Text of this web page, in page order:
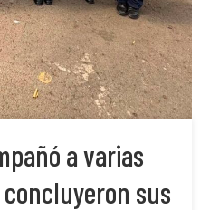
a varias
sus